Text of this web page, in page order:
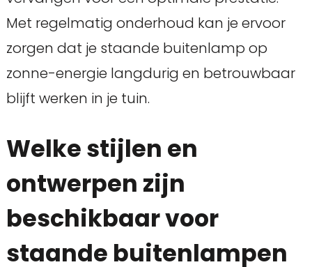
Met regelmatig onderhoud kan je ervoor
zorgen dat je staande buitenlamp op
zonne-energie langdurig en betrouwbaar
blijft werken in je tuin.
Welke stijlen en
ontwerpen zijn
beschikbaar voor
staande buitenlampen